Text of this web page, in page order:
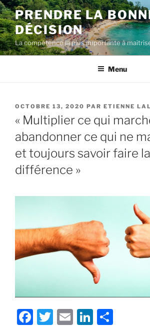
Aller
au
contenu
PRENDRE LA
DÉCISION
La compétence la plus importante à
Menu
PUBLIÉ
OCTOBRE 13, 2020 PAR ETIENNE
« Multiplier ce qui
abandonner ce qui ne
et toujours savoir faire la
différence »
F
T
E
Li